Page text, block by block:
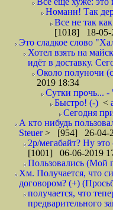
Номанн! Так
Все не так
[1018] 18-05-
Это сладкое слово
Хотел взять на
идёт в доставку.
Около полуночи
2019 18:34
Сутки прочь... -
Быстро! (-) <
Сегодня
А кто нибудь
Steuer> [954] 26-04-
2р/мегабайт? Ну
[1001] 06-06-2019
Пользовались (Мой
Хм. Получается, что
договором? (+)
получается, что
предварительного